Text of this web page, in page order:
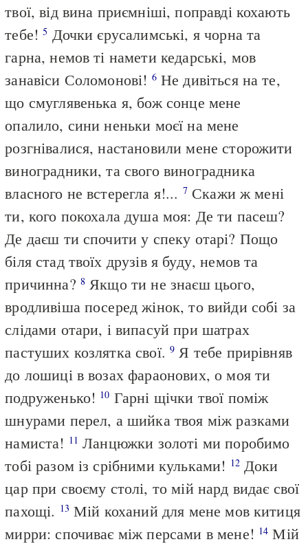
твої, від вина приємніші, поправді кохають
тебе!5 Дочки єрусалимські, я чорна та
гарна, немов ті намети кедарські, мов
занавіси Соломонові! 6Не дивіться на те,
що смуглявенька я, бож сонце мене
опалило, сини неньки моєї на мене
розгнівалися, настановили мене сторожити
виноградники, та свого виноградника
власного не встерегла я!... 7Скажи ж мені
ти, кого покохала душа моя: Де ти пасеш?
Де даєш ти спочити у спеку отарі? Пощо
біля стад твоїх друзів я буду, немов та
причинна? 8 Якщо ти не знаєш цього,
вродливіша посеред жінок, то вийди собі за
слідами отари, і випасуй при шатрах
пастуших козлятка свої.9 Я тебе прирівняв
до лошиці в возах фараонових, о моя ти
подруженько! 10 Гарні щічки твої поміж
шнурами перел, а шийка твоя між разками
намиста! 11 Ланцюжки золоті ми поробимо
тобі разом із срібними кульками! 12Доки
цар при своєму столі, то мій нард видає свої
пахощі. 13 Мій коханий для мене мов китиця
мирри: спочиває між персами в мене! 14 Мій